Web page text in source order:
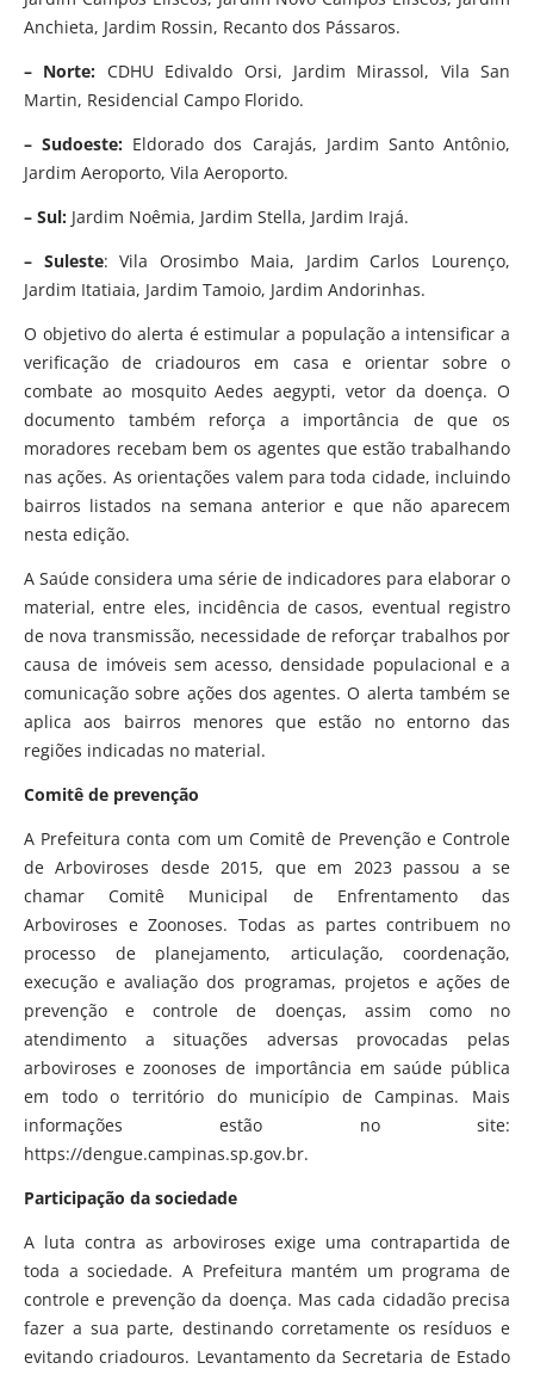
Anchieta, Jardim Rossin, Recanto dos Pássaros.
– Norte: CDHU Edivaldo Orsi, Jardim Mirassol, Vila San
Martin, Residencial Campo Florido.
– Sudoeste: Eldorado dos Carajás, Jardim Santo Antônio,
Jardim Aeroporto, Vila Aeroporto.
– Sul: Jardim Noêmia, Jardim Stella, Jardim Irajá.
– Suleste: Vila Orosimbo Maia, Jardim Carlos Lourenço,
Jardim Itatiaia, Jardim Tamoio, Jardim Andorinhas.
O objetivo do alerta é estimular a população a intensificar a
verificação de criadouros em casa e orientar sobre o
combate ao mosquito Aedes aegypti, vetor da doença. O
documento também reforça a importância de que os
moradores recebam bem os agentes que estão trabalhando
nas ações. As orientações valem para toda cidade, incluindo
bairros listados na semana anterior e que não aparecem
nesta edição.
A Saúde considera uma série de indicadores para elaborar o
material, entre eles, incidência de casos, eventual registro
de nova transmissão, necessidade de reforçar trabalhos por
causa de imóveis sem acesso, densidade populacional e a
comunicação sobre ações dos agentes. O alerta também se
aplica aos bairros menores que estão no entorno das
regiões indicadas no material.
Comitê de prevenção
A Prefeitura conta com um Comitê de Prevenção e Controle
de Arboviroses desde 2015, que em 2023 passou a se
chamar Comitê Municipal de Enfrentamento das
Arboviroses e Zoonoses. Todas as partes contribuem no
processo de planejamento, articulação, coordenação,
execução e avaliação dos programas, projetos e ações de
prevenção e controle de doenças, assim como no
atendimento a situações adversas provocadas pelas
arboviroses e zoonoses de importância em saúde pública
em todo o território do município de Campinas. Mais
informações estão no site:
https://dengue.campinas.sp.gov.br.
Participação da sociedade
A luta contra as arboviroses exige uma contrapartida de
toda a sociedade. A Prefeitura mantém um programa de
controle e prevenção da doença. Mas cada cidadão precisa
fazer a sua parte, destinando corretamente os resíduos e
evitando criadouros. Levantamento da Secretaria de Estado